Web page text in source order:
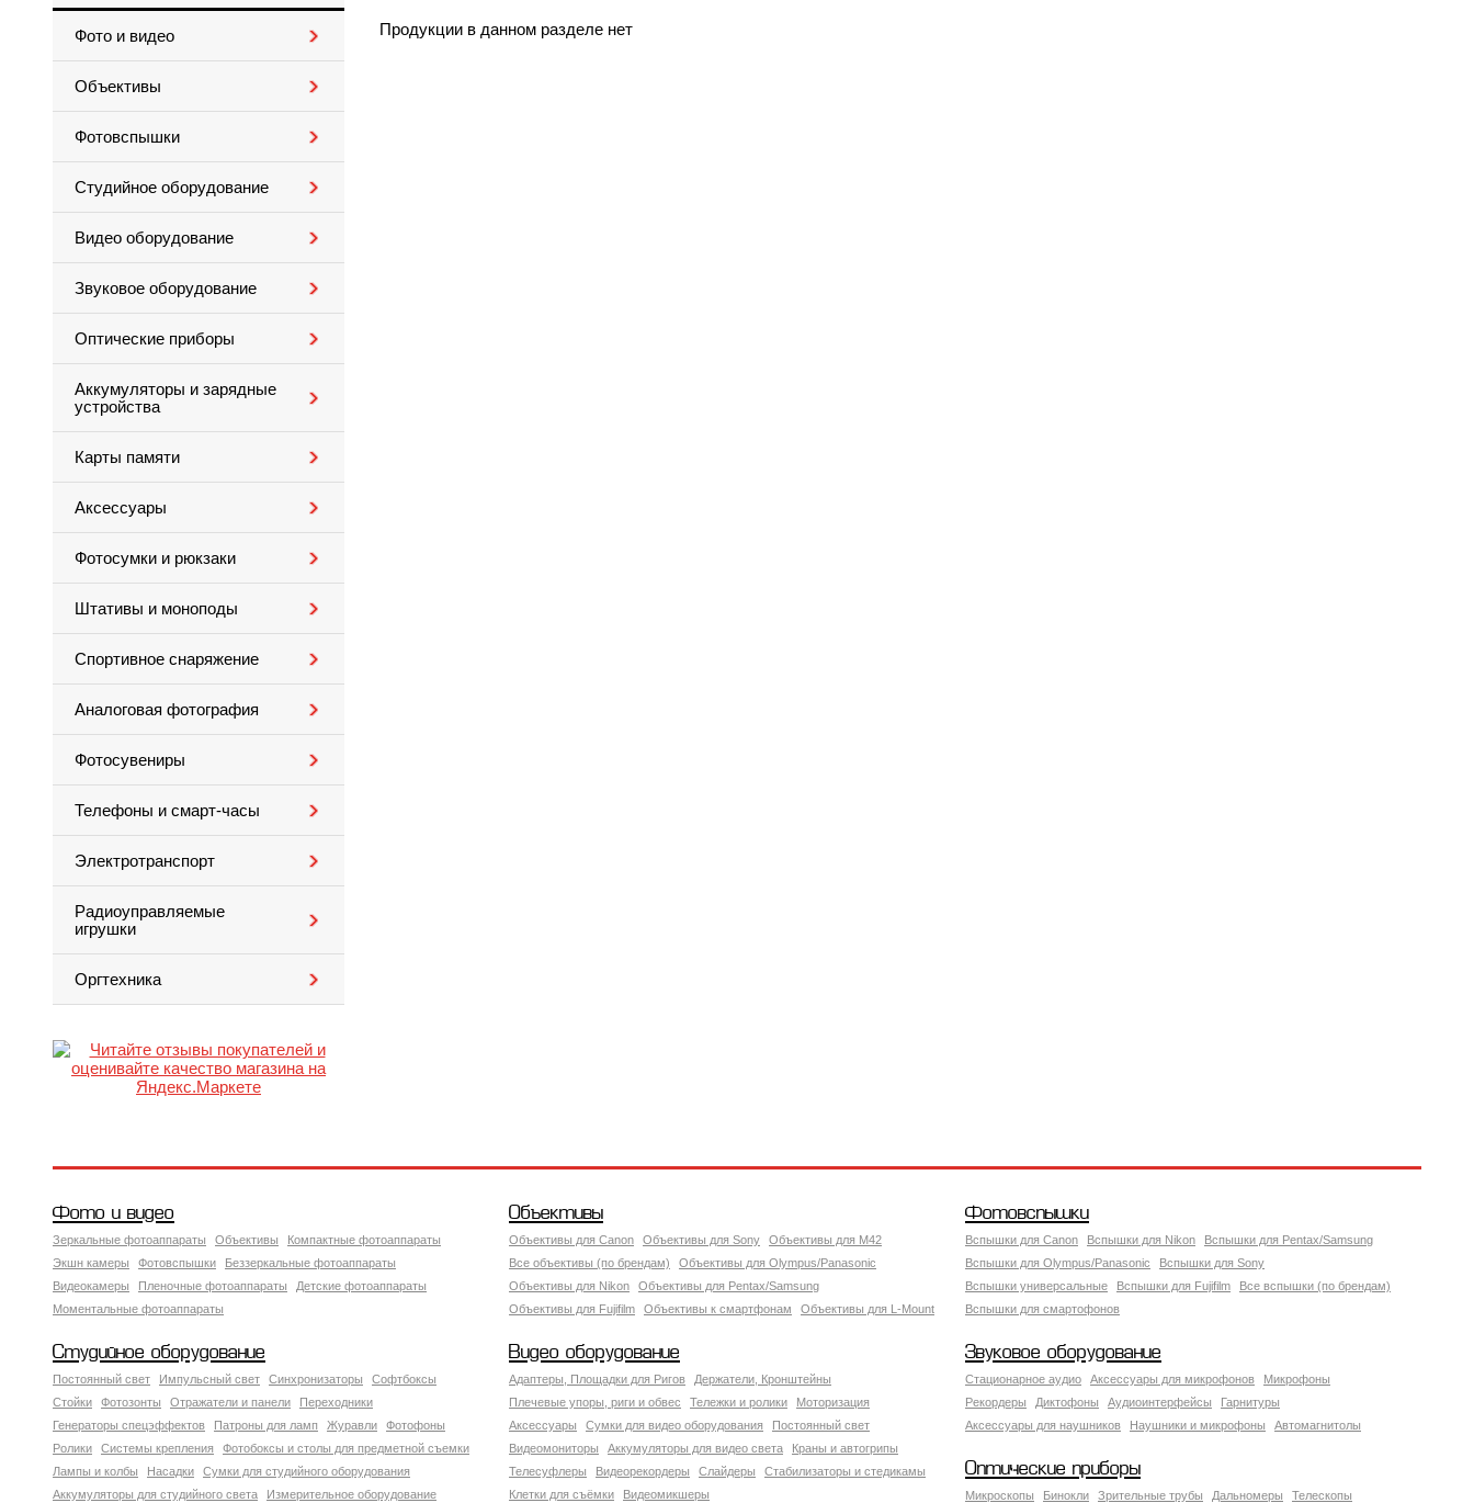
Фото и видео
Объективы
Фотовспышки
Студийное оборудование
Видео оборудование
Звуковое оборудование
Оптические приборы
Аккумуляторы и зарядные
устройства
Карты памяти
Аксессуары
Фотосумки и рюкзаки
Штативы и моноподы
Спортивное снаряжение
Аналоговая фотография
Фотосувениры
Телефоны и смарт-часы
Электротранспорт
Радиоуправляемые
игрушки
Оргтехника
Продукции в данном разделе нет
Фото и видео
Зеркальные фотоаппараты Объективы
Компактные фотоаппараты
Экшн камеры
Фотовспышки
Беззеркальные фотоаппараты
Видеокамеры
Пленочные фотоаппараты
Детские фотоаппараты
Моментальные фотоаппараты
Объективы
Объективы для Canon Объективы для Sony
Объективы для M42
Все объективы (по брендам)
Объективы для Olympus/Panasonic
Объективы для Nikon
Объективы для Pentax/Samsung
Объективы для Fujifilm
Объективы к смартфонам Объективы для L-Mount
Фотовспышки
Вспышки для Canon Вспышки для Nikon
Вспышки для Pentax/Samsung
Вспышки для Olympus/Panasonic
Вспышки для Sony
Вспышки универсальные
Вспышки для Fujifilm
Все вспышки (по брендам)
Вспышки для смартофонов
Студийное оборудование
Постоянный свет Импульсный свет Синхронизаторы
Софтбоксы
Стойки
Фотозонты Отражатели и панели
Переходники
Генераторы спецэффектов
Патроны для ламп Журавли
Фотофоны
Ролики
Системы крепления
Фотобоксы и столы для предметной съемки
Лампы и колбы
Насадки
Сумки для студийного оборудования
Аккумуляторы для студийного света
Измерительное оборудование
Видео оборудование
Адаптеры, Площадки для Ригов
Держатели, Кронштейны
Плечевые упоры, риги и обвес
Тележки и ролики
Моторизация
Аксессуары
Сумки для видео оборудования
Постоянный свет
Видеомониторы
Аккумуляторы для видео света
Краны и автогрипы
Телесуфлеры
Видеорекордеры Слайдеры
Стабилизаторы и стедикамы
Клетки для съёмки
Видеомикшеры
Звуковое оборудование
Стационарное аудио Аксессуары для микрофонов
Микрофоны
Рекордеры
Диктофоны Аудиоинтерфейсы
Гарнитуры
Аксессуары для наушников
Наушники и микрофоны Автомагнитолы
Оптические приборы
Микроскопы Бинокли Зрительные трубы Дальномеры
Телескопы